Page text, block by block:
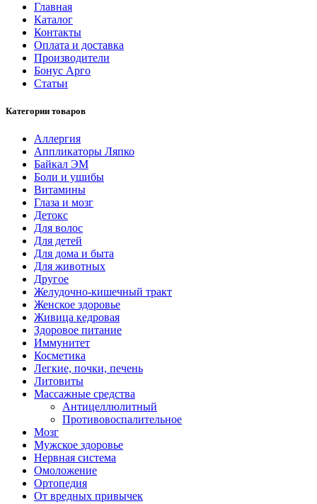
Главная
Каталог
Контакты
Оплата и доставка
Производители
Бонус Арго
Статьи
Категории товаров
Аллергия
Аппликаторы Ляпко
Байкал ЭМ
Боли и ушибы
Витамины
Глаза и мозг
Детокс
Для волос
Для детей
Для дома и быта
Для животных
Другое
Желудочно-кишечный тракт
Женское здоровье
Живица кедровая
Здоровое питание
Иммунитет
Косметика
Легкие, почки, печень
Литовиты
Массажные средства
Антицеллюлитный
Противовоспалительное
Мозг
Мужское здоровье
Нервная система
Омоложение
Ортопедия
От вредных привычек